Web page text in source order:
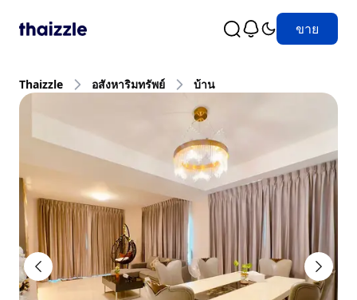
ขาย
Thaizzle อสังหาริมทรัพย์ บ้าน